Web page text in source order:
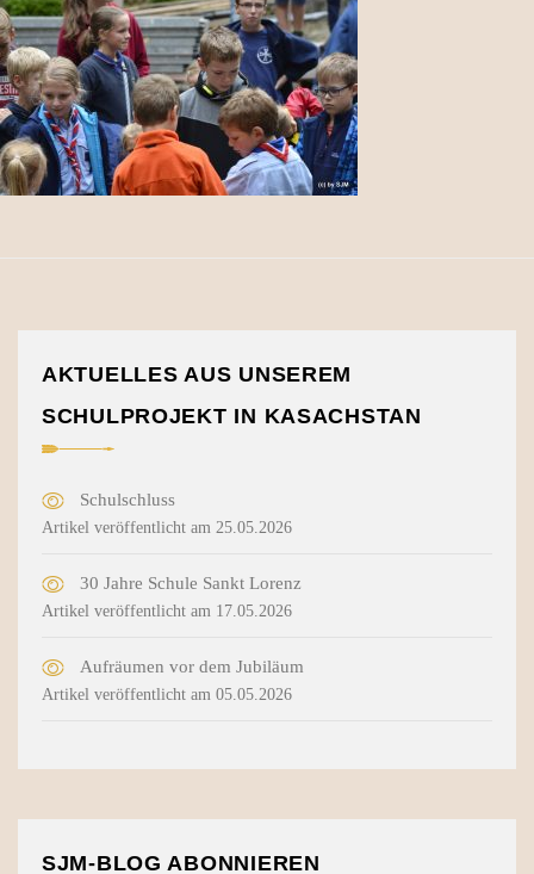
AKTUELLES AUS UNSEREM
SCHULPROJEKT IN KASACHSTAN
Schulschluss
Artikel veröffentlicht am 25.05.2026
30 Jahre Schule Sankt Lorenz
Artikel veröffentlicht am 17.05.2026
Aufräumen vor dem Jubiläum
Artikel veröffentlicht am 05.05.2026
SJM-BLOG ABONNIEREN